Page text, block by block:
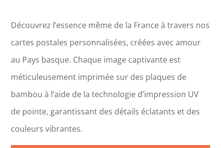
Découvrez l’essence même de la France à travers nos
cartes postales personnalisées, créées avec amour
au Pays basque. Chaque image captivante est
méticuleusement imprimée sur des plaques de
bambou à l’aide de la technologie d’impression UV
de pointe, garantissant des détails éclatants et des
couleurs vibrantes.